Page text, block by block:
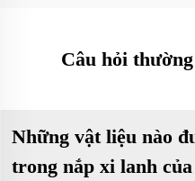
Câu hỏi
Những vật liệu nào
trong nắp xi lanh của